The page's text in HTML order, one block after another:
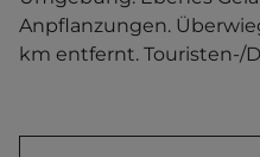
Anpflanzungen.
km entfernt. Touristen-/